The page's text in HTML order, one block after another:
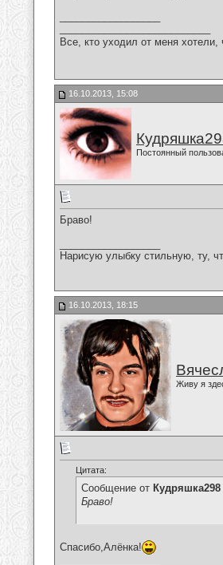
Все, кто уходил от меня
16.10.2013, 15:08
Постоянный
Браво!
Нарисую улыбку стильную, ту,
16.10.2013, 18:15
Живу я
Цитата:
Сообщение от Кудряшка298
Браво!
Спасибо,Алёнка!